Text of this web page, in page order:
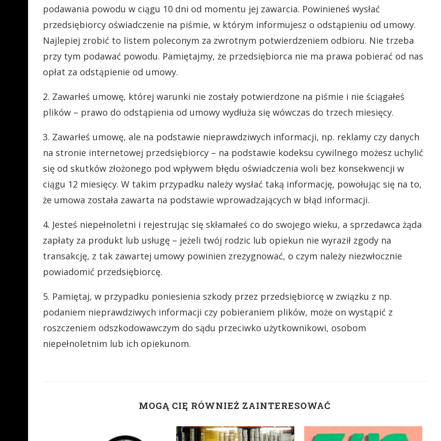
podawania powodu w ciągu 10 dni od momentu jej zawarcia. Powinieneś wysłać
przedsiębiorcy oświadczenie na piśmie, w którym informujesz o odstąpieniu od umowy.
Najlepiej zrobić to listem poleconym za zwrotnym potwierdzeniem odbioru. Nie trzeba
przy tym podawać powodu. Pamiętajmy, że przedsiębiorca nie ma prawa pobierać od nas
opłat za odstąpienie od umowy.
2. Zawarłeś umowę, której warunki nie zostały potwierdzone na piśmie i nie ściągałeś
plików – prawo do odstąpienia od umowy wydłuża się wówczas do trzech miesięcy.
3. Zawarłeś umowę, ale na podstawie nieprawdziwych informacji, np. reklamy czy danych
na stronie internetowej przedsiębiorcy – na podstawie kodeksu cywilnego możesz uchylić
się od skutków złożonego pod wpływem błędu oświadczenia woli bez konsekwencji w
ciągu 12 miesięcy. W takim przypadku należy wysłać taką informację, powołując się na to,
że umowa została zawarta na podstawie wprowadzających w błąd informacji.
4. Jesteś niepełnoletni i rejestrując się skłamałeś co do swojego wieku, a sprzedawca żąda
zapłaty za produkt lub usługę – jeżeli twój rodzic lub opiekun nie wyraził zgody na
transakcję, z tak zawartej umowy powinien zrezygnować, o czym należy niezwłocznie
powiadomić przedsiębiorcę.
5. Pamiętaj, w przypadku poniesienia szkody przez przedsiębiorcę w związku z np.
podaniem nieprawdziwych informacji czy pobieraniem plików, może on wystąpić z
roszczeniem odszkodowawczym do sądu przeciwko użytkownikowi, osobom
niepełnoletnim lub ich opiekunom.
MOGĄ CIĘ RÓWNIEŻ ZAINTERESOWAĆ